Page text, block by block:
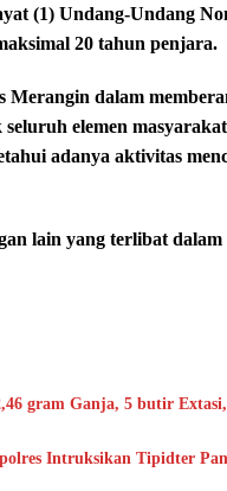
(1) Undang-Undang
20 tahun penjara.
Merangin dalam
elemen
adanya aktivitas
lain yang terlibat
gram Ganja, 5 butir
Intruksikan Tipidter